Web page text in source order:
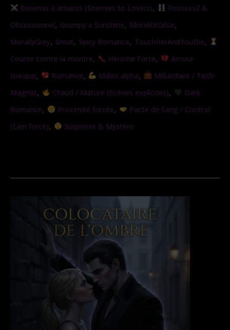
chaines
l’obsession
Ennemis à amants (Enemies to Lovers),
Possessif &
Obsessionnel, Grumpy x Sunshine, MoralitéGrise,
MorallyGrey, Smut, Spicy Romance, TouchHerAndYouDie,
Course contre la montre, Héroïne Forte,
Amour
toxique, Romance, Mâles alpha,
Milliardaire / Tech-
Magnat, Chaud / Mature (Scènes explicites),
Dark
Romance, Proximité forcée,
Pacte de Sang / Contrat
(Lien forcé), Suspense & Mystère